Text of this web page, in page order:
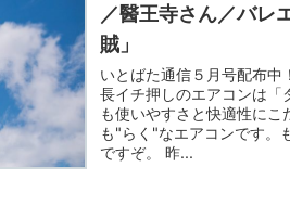
／醫王寺さん／バレ
賊」
いとばた通信５月号配布中
長イチ押しのエアコンは「
も使いやすさと快適性に
も"らく"なエアコンです。
ですぞ。 昨...